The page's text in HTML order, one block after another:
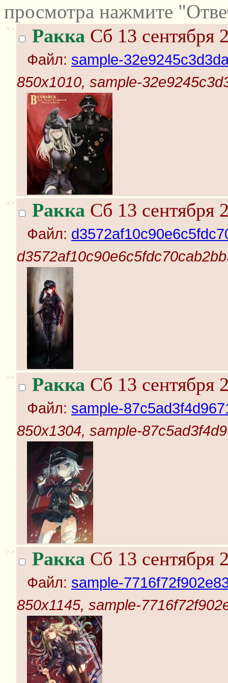
просмотра нажмите
>> Ракка Сб 13 сентября
Файл: sample-
850x1010, sample-
>> Ракка Сб 13 сентября
Файл:
>> Ракка Сб 13 сентября
Файл: sample-
850x1304, sample-
>> Ракка Сб 13 сентября
Файл: sample-
850x1145, sample-